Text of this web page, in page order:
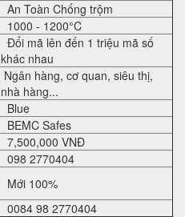
An Toàn Chống trộm
1000 - 1200°C
Đổi mã lên đến 1 triệu mã số
khác nhau
Ngân hàng, cơ quan, siêu thị,
nhà hàng...
Blue
BEMC Safes
7,500,000 VNĐ
098 2770404
Mới 100%
0084 98 2770404